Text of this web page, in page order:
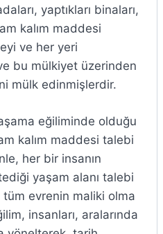
yaptıkları binaları,
kalım maddesi
ve her yeri
bu mülkiyet üzerinden
mülk edinmişlerdir.
eğiliminde olduğu
kalım maddesi talebi
her bir insanın
yaşam alanı talebi
tüm evrenin maliki olma
insanları, aralarında